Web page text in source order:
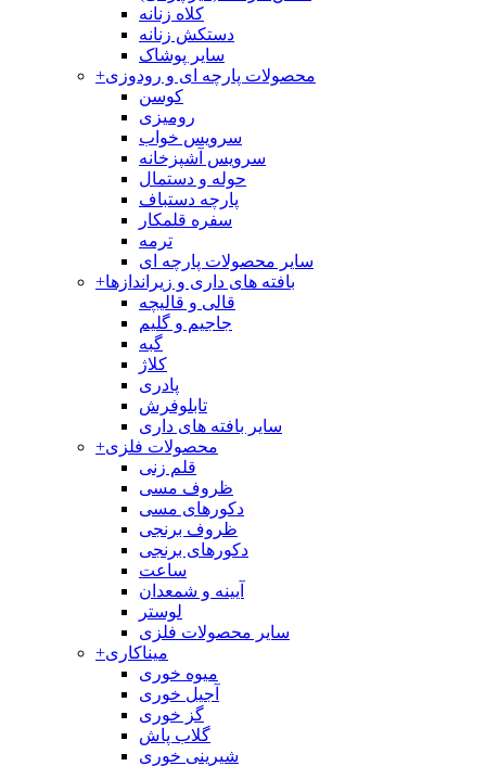
کلاه زنانه
دستکش زنانه
سایر پوشاک
+محصولات پارچه ای و رودوزی
کوسن
رومیزی
سرویس خواب
سرویس آشپزخانه
حوله و دستمال
پارچه دستباف
سفره قلمکار
ترمه
سایر محصولات پارچه ای
+بافته های داری و زیراندازها
قالی و قالیچه
جاجیم و گلیم
گبه
کلاژ
پادری
تابلوفرش
سایر بافته های داری
+محصولات فلزی
قلم زنی
ظروف مسی
دکورهای مسی
ظروف برنجی
دکورهای برنجی
ساعت
آیینه و شمعدان
لوستر
سایر محصولات فلزی
+میناکاری
میوه خوری
آجیل خوری
گز خوری
گلاب پاش
شیرینی خوری